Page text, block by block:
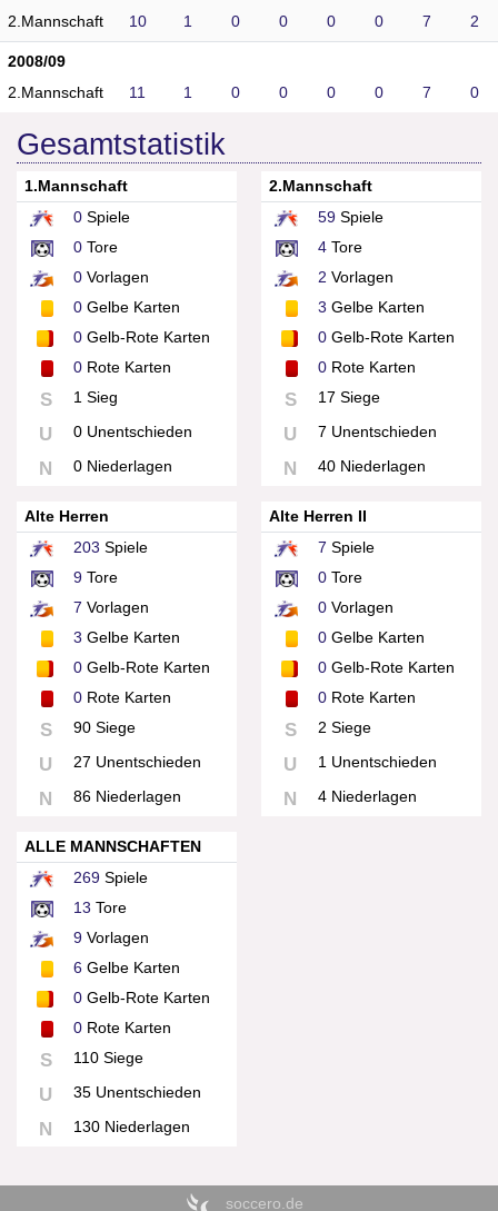
2.Mannschaft
10 1 0 0 0 0 7 2
2008/09
2.Mannschaft
11 1 0 0 0 0 7 0
Gesamtstatistik
1.Mannschaft
0 Spiele
0 Tore
0 Vorlagen
0 Gelbe Karten
0 Gelb-Rote Karten
0 Rote Karten
S 1 Sieg
U 0 Unentschieden
N 0 Niederlagen
2.Mannschaft
59Spiele
4Tore
2 Vorlagen
3 Gelbe Karten
0Gelb-Rote Karten
0Rote Karten
S 17 Siege
U 7 Unentschieden
N 40 Niederlagen
Alte Herren
203 Spiele
9 Tore
7 Vorlagen
3 Gelbe Karten
0 Gelb-Rote Karten
0 Rote Karten
S 90 Siege
U 27 Unentschieden
N 86 Niederlagen
Alte Herren II
7 Spiele
0Tore
0Vorlagen
0Gelbe Karten
0Gelb-Rote Karten
0Rote Karten
S 2 Siege
U 1 Unentschieden
N 4 Niederlagen
ALLE MANNSCHAFTEN
269 Spiele
13 Tore
9 Vorlagen
6 Gelbe Karten
0 Gelb-Rote Karten
0 Rote Karten
S 110 Siege
U 35 Unentschieden
N 130 Niederlagen
soccero.de